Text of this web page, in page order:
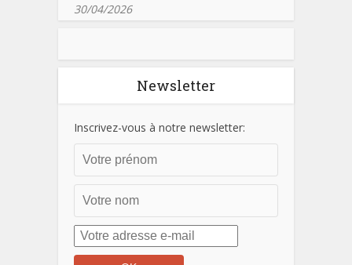
30/04/2026
Newsletter
Inscrivez-vous à notre newsletter: